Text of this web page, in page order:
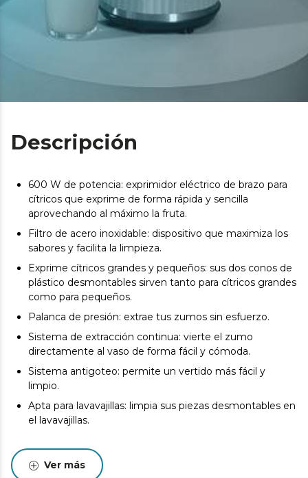
Descripción
600 W de potencia: exprimidor eléctrico de brazo para
cítricos que exprime de forma rápida y sencilla
aprovechando al máximo la fruta.
Filtro de acero inoxidable: dispositivo que maximiza los
sabores y facilita la limpieza.
Exprime cítricos grandes y pequeños: sus dos conos de
plástico desmontables sirven tanto para cítricos grandes
como para pequeños.
Palanca de presión: extrae tus zumos sin esfuerzo.
Sistema de extracción continua: vierte el zumo
directamente al vaso de forma fácil y cómoda.
Sistema antigoteo: permite un vertido más fácil y
limpio.
Apta para lavavajillas: limpia sus piezas desmontables en
el lavavajillas.
Ver más